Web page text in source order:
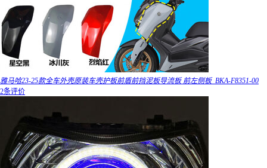
雅马哈23-25款全车外壳原装车壳护板前盾前挡泥板导流板 前左侧板_BKA-F8351-00
2条评价